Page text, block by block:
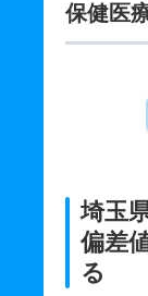
保健医
埼玉
偏差
る